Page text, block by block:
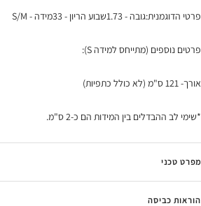
פרטי הדוגמנית:גובה - 1.73שבוע הריון - 33מידה - S/M
פרטים נוספים (מתייחס למידה S):
אורך- 121 ס"מ (לא כולל כתפיות)
*שימי לב ההבדלים בין המידות הם כ-2 ס"מ.
מפרט טכני
הוראות כביסה